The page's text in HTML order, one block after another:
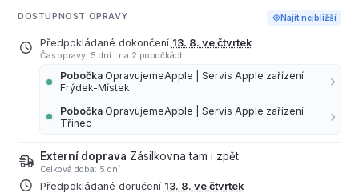
DOSTUPNOST OPRAVY Najít nejbližší
Předpokládané dokončení 13. 8. ve čtvrtek
Čas opravy: 5 dní · na 2 pobočkách
Pobočka OpravujemeApple | Servis Apple zařízení
Frýdek-Místek
Pobočka OpravujemeApple | Servis Apple zařízení
Třinec
Externí doprava Zásilkovna tam i zpět
Celková doba: 5 dní
Předpokládané doručení 13. 8. ve čtvrtek